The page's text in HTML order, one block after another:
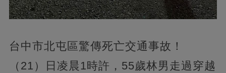
台中市北屯區驚傳死亡交通事故！
（21）日凌晨1時許，55歲林男走過穿越